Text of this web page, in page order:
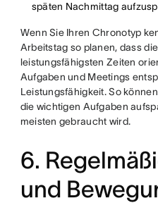
späten Nachmittag
Wenn Sie Ihren Chronotyp
Arbeitstag so planen, dass
leistungsfähigsten Zeiten
Aufgaben und Meetings
Leistungsfähigkeit. So
die wichtigen Aufgaben
meisten gebraucht wird.
6.
und